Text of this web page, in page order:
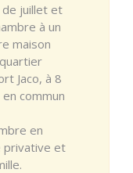
de juillet et
à un
maison
Jaco, à 8
commun
en
privative et